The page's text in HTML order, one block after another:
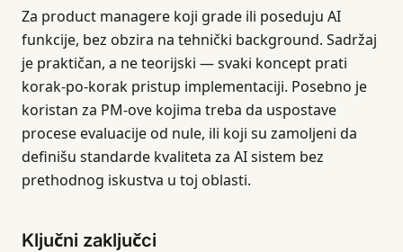
Za product managere koji grade ili poseduju AI
funkcije, bez obzira na tehnički background. Sadržaj
je praktičan, a ne teorijski — svaki koncept prati
korak-po-korak pristup implementaciji. Posebno je
koristan za PM-ove kojima treba da uspostave
procese evaluacije od nule, ili koji su zamoljeni da
definišu standarde kvaliteta za AI sistem bez
prethodnog iskustva u toj oblasti.
Ključni zaključci